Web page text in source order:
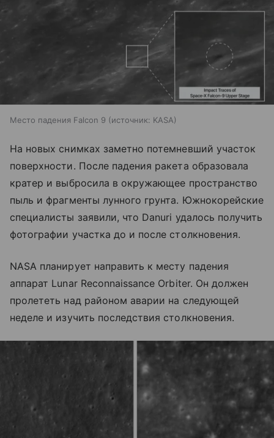
Место падения Falcon 9 источник: KASA
На новых снимках заметно потемневший участок
поверхности. После падения ракета образовала
кратер и выбросила в окружающее пространство
пыль и фрагменты лунного грунта. Южнокорейские
специалисты заявили, что Danuri удалось получить
фотографии участка до и после столкновения.
NASA планирует направить к месту падения
аппарат Lunar Reconnaissance Orbiter. Он должен
пролететь над районом аварии на следующей
неделе и изучить последствия столкновения.